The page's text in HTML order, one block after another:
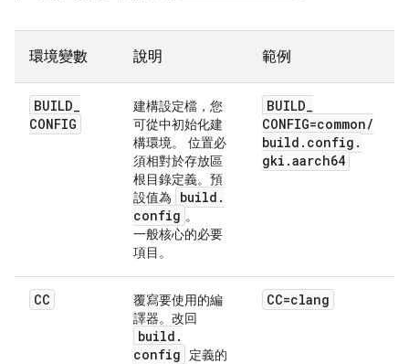
環境變數 說明 範例
BUILD_
CONFIG
建構設定檔，您
可從中初始化建
構環境。 位置必
須相對於存放區
根目錄定義。預
設值為
build .
config 。
一般核心的必要
項目。
BUILD_
CONFIG=common/
build . config .
gki .aarch64
CC
覆寫要使用的編
譯器。改回
build .
config
定義的
CC=clang